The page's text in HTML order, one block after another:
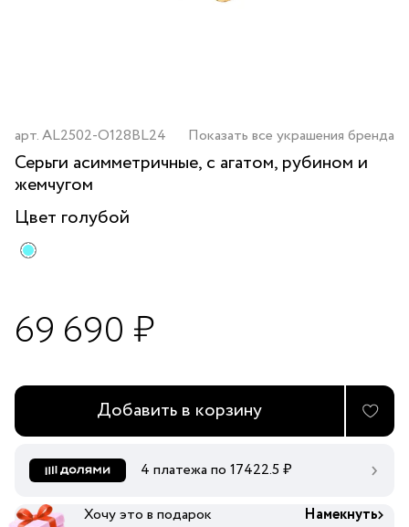
арт.AL2502-O128BL24 Показать все украшения бренда
Серьги асимметричные, с агатом, рубином и
жемчугом
Цвет голубой
69 690 ₽
Добавить в корзину
4 платежа по 17422.5 ₽
Хочу это в подарок Намекнуть